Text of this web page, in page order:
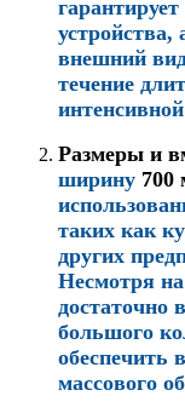
устройства,
внешний
течение
Размеры и
ширину 700
таких как
других
Несмотря
достаточно
большого
обеспечить
массового